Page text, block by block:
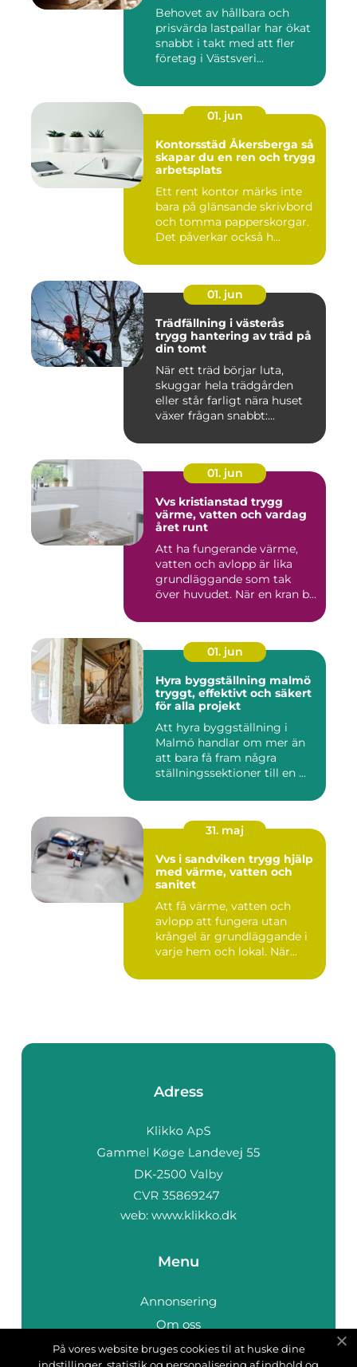
Behovet av hållbara och
prisvärda lastpallar har ökat
snabbt i takt med att fler
företag i Västsveri...
01. jun
Kontorsstäd Åkersberga så
skapar du en ren och trygg
arbetsplats
Ett rent kontor märks inte
bara på glänsande skrivbord
och tomma papperskorgar.
Det påverkar också h...
01. jun
Trädfällning i västerås
trygg hantering av träd på
din tomt
När ett träd börjar luta,
skuggar hela trädgården
eller står farligt nära huset
växer frågan snabbt:...
01. jun
Vvs kristianstad trygg
värme, vatten och vardag
året runt
Att ha fungerande värme,
vatten och avlopp är lika
grundläggande som tak
över huvudet. När en kran b...
01. jun
Hyra byggställning malmö
tryggt, effektivt och säkert
för alla projekt
Att hyra byggställning i
Malmö handlar om mer än
att bara få fram några
ställningssektioner till en ...
31. maj
Vvs i sandviken trygg hjälp
med värme, vatten och
sanitet
Att få värme, vatten och
avlopp att fungera utan
krångel är grundläggande i
varje hem och lokal. När...
Adress
web: www.klikko.dk
Menu
Annonsering
Om oss
Cookies
På vores website bruges cookies til at huske dine